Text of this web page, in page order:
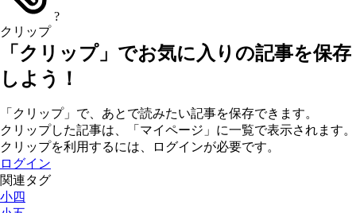
クリップ
?
「クリップ」でお気に入りの記事を保存
しよう！
「クリップ」で、あとで読みたい記事を保存できます。
クリップした記事は、「マイページ」に一覧で表示されます。
クリップを利用するには、ログインが必要です。
ログイン
関連タグ
小四